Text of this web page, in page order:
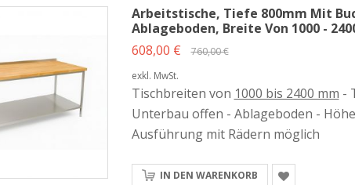
Arbeitstische, Tiefe 800mm Mit
Ablageboden, Breite Von 1000 -
608,00 €
760,00 €
exkl. MwSt.
Tischbreiten von 1000 bis 2400 mm -
Unterbau offen - Ablageboden -
Ausführung mit Rädern möglich
IN DEN WARENKORB